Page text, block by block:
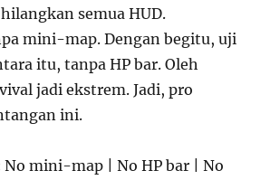
semua HUD.
mini-map. Dengan begitu, uji
itu, tanpa HP bar. Oleh
jadi ekstrem. Jadi, pro
ini.
No mini-map | No HP bar | No